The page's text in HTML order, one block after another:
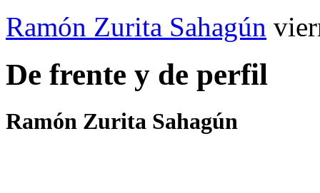
Ramón Zurita Sahagún
De frente y de perfil
Ramón Zurita Sahagún